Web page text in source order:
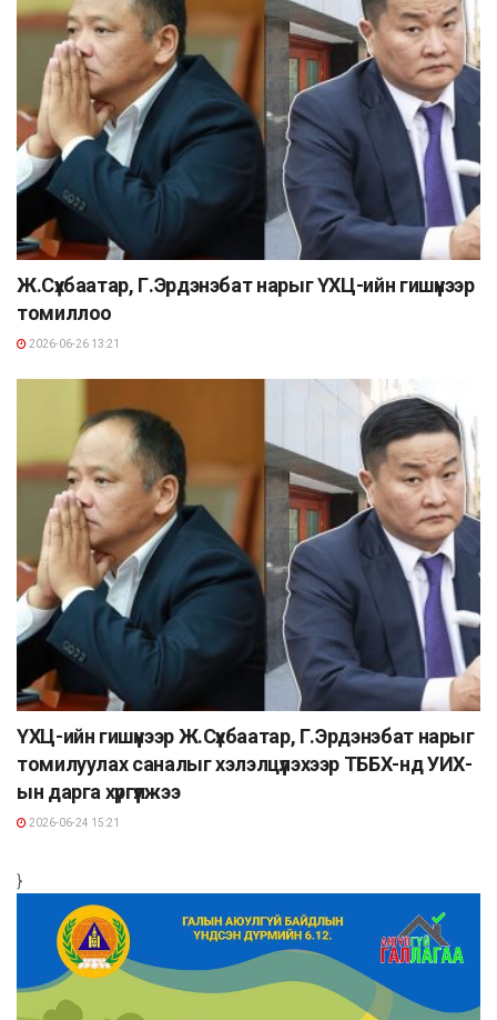
Ж.Сүхбаатар, Г.Эрдэнэбат нарыг ҮХЦ-ийн гишүүнээр
томиллоо
2026-06-26 13:21
ҮХЦ-ийн гишүүнээр Ж.Сүхбаатар, Г.Эрдэнэбат нарыг
томилуулах саналыг хэлэлцүүлэхээр ТББХ-нд УИХ-
ын дарга хүргүүлжээ
2026-06-24 15:21
}